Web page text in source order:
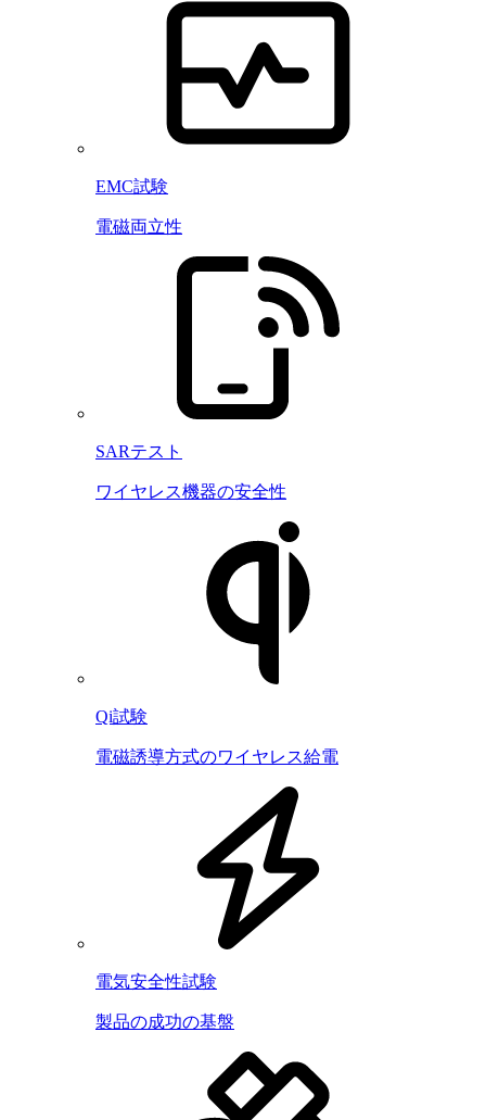
EMC試験
電磁両立性
SARテスト
ワイヤレス機器の安全性
Qi試験
電磁誘導方式のワイヤレス給電
電気安全性試験
製品の成功の基盤